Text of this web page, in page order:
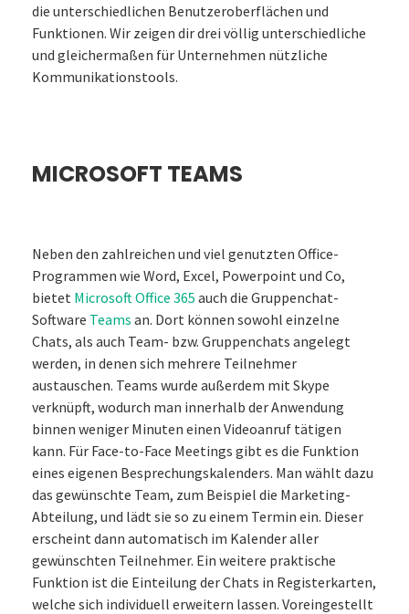
die unterschiedlichen Benutzeroberflächen und
Funktionen. Wir zeigen dir drei völlig unterschiedliche
und gleichermaßen für Unternehmen nützliche
Kommunikationstools.
MICROSOFT TEAMS
Neben den zahlreichen und viel genutzten Office-
Programmen wie Word, Excel, Powerpoint und Co,
bietet Microsoft Office 365 auch die Gruppenchat-
Software Teams an. Dort können sowohl einzelne
Chats, als auch Team- bzw. Gruppenchats angelegt
werden, in denen sich mehrere Teilnehmer
austauschen. Teams wurde außerdem mit Skype
verknüpft, wodurch man innerhalb der Anwendung
binnen weniger Minuten einen Videoanruf tätigen
kann. Für Face-to-Face Meetings gibt es die Funktion
eines eigenen Besprechungskalenders. Man wählt dazu
das gewünschte Team, zum Beispiel die Marketing-
Abteilung, und lädt sie so zu einem Termin ein. Dieser
erscheint dann automatisch im Kalender aller
gewünschten Teilnehmer. Ein weitere praktische
Funktion ist die Einteilung der Chats in Registerkarten,
welche sich individuell erweitern lassen. Voreingestellt